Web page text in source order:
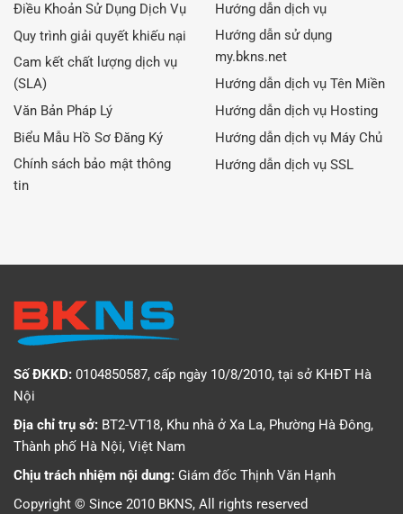
Điều Khoản Sử Dụng Dịch Vụ
Quy trình giải quyết khiếu nại
Cam kết chất lượng dịch vụ
(SLA)
Văn Bản Pháp Lý
Biểu Mẫu Hồ Sơ Đăng Ký
Chính sách bảo mật thông
tin
Hướng dẫn dịch vụ
Hướng dẫn sử dụng
my.bkns.net
Hướng dẫn dịch vụ Tên Miền
Hướng dẫn dịch vụ Hosting
Hướng dẫn dịch vụ Máy Chủ
Hướng dẫn dịch vụ SSL
Số ĐKKD: 0104850587, cấp ngày 10/8/2010, tại sở KHĐT Hà
Nội
Địa chỉ trụ sở: BT2-VT18, Khu nhà ở Xa La, Phường Hà Đông,
Thành phố Hà Nội, Việt Nam
Chịu trách nhiệm nội dung: Giám đốc Thịnh Văn Hạnh
Copyright © Since 2010 BKNS, All rights reserved